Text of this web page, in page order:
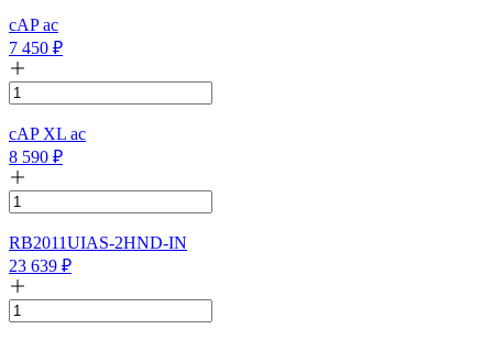
cAP ac
7 450 ₽
cAP XL ac
8 590 ₽
RB2011UIAS-2HND-IN
23 639 ₽